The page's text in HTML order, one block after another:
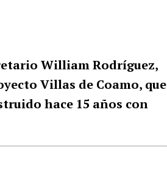
William Rodríguez,
Villas de Coamo, que
hace 15 años con